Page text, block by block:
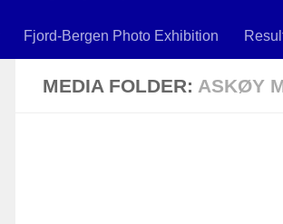
Fjord-Bergen Photo Exhibition
MEDIA FOLDER: ASKØY